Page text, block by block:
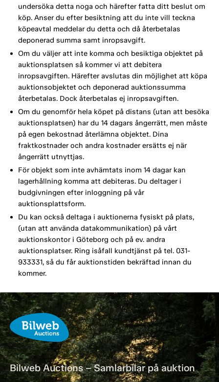
undersöka detta noga och härefter fatta ditt beslut om
köp. Anser du efter besiktning att du inte vill teckna
köpeavtal meddelar du detta och då återbetalas
deponerad summa samt inropsavgift.
Om du väljer att inte komma och besiktiga objektet på
auktionsplatsen så kommer vi att debitera
inropsavgiften. Härefter avslutas din möjlighet att köpa
auktionsobjektet och deponerad auktionssumma
återbetalas. Dock återbetalas ej inropsavgiften.
Om du genomför hela köpet på distans (utan att besöka
auktionsplatsen) har du 14 dagars ångerrätt, men måste
på egen bekostnad återlämna objektet. Dina
fraktkostnader och andra kostnader ersätts ej när
ångerrätt utnyttjas.
För objekt som inte avhämtats inom 14 dagar kan
lagerhållning komma att debiteras. Du deltager i
budgivningen efter inloggning på vår
auktionsplattsform.
Du kan också deltaga i auktionerna fysiskt på plats,
(utan att använda datakommunikation) på vårt
auktionskontor i Göteborg och på ev. andra
auktionsplatser. Ring isåfall kundtjänst på tel. 031-
933331, så du får auktionstiden bekräftad innan du
kommer.
Bilweb Auctions – Samlarbilar på auktion